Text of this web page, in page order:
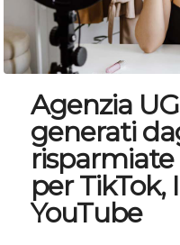
Agenzia
generati
risparmiate
per TikTok,
YouTube